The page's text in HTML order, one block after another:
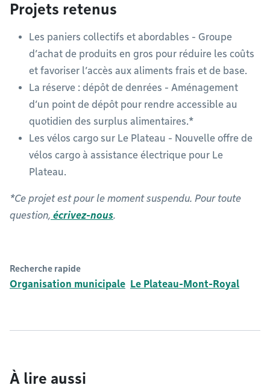
Projets retenus
Les paniers collectifs et abordables - Groupe
d’achat de produits en gros pour réduire les coûts
et favoriser l’accès aux aliments frais et de base.
La réserve : dépôt de denrées - Aménagement
d’un point de dépôt pour rendre accessible au
quotidien des surplus alimentaires.*
Les vélos cargo sur Le Plateau - Nouvelle offre de
vélos cargo à assistance électrique pour Le
Plateau.
*Ce projet est pour le moment suspendu. Pour toute
question, écrivez-nous.
Recherche rapide
Organisation municipale Le Plateau-Mont-Royal
À lire aussi